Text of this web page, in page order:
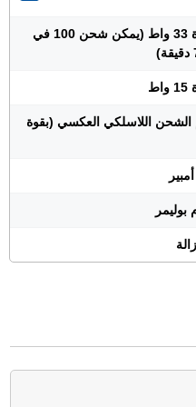
يدعم - بقدرة 33 واط (يمكن شحن 100 في
الشحن اللاسلكي العكسي (بقوة
بوليمر